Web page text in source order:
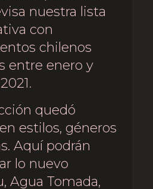
nuestra lista
con
chilenos
entre enero y
quedó
estilos, géneros
Aquí podrán
lo nuevo
Agua Tomada,